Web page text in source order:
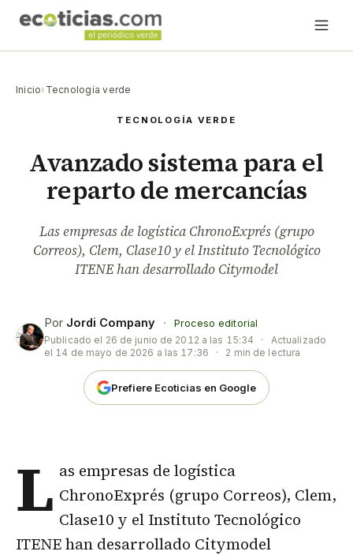
Inicio› Tecnología verde
TECNOLOGÍA VERDE
Avanzado sistema para el
reparto de mercancías
Las empresas de logística ChronoExprés (grupo
Correos), Clem, Clase10 y el Instituto Tecnológico
ITENE han desarrollado Citymodel
Por Jordi Company ·
Proceso editorial
Publicado el 26 de junio de 2012 a las 15:34 ·
Actualizado
el 14 de mayo de 2026 a las 17:36 · 2 min de lectura
Prefiere Ecoticias en Google
L as empresas de logística
ChronoExprés (grupo Correos), Clem,
Clase10 y el Instituto Tecnológico
ITENE han desarrollado Citymodel